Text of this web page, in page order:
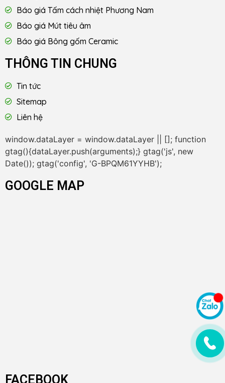
Báo giá Tấm cách nhiệt Phương Nam
Báo giá Mút tiêu âm
Báo giá Bông gốm Ceramic
THÔNG TIN CHUNG
Tin tức
Sitemap
Liên hệ
window.dataLayer = window.dataLayer || []; function
gtag(){dataLayer.push(arguments);} gtag('js', new
Date()); gtag('config', 'G-BPQM61YYHB');
GOOGLE MAP
FACEBOOK